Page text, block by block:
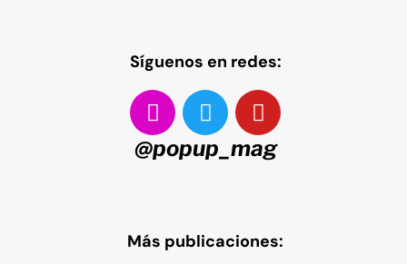
Síguenos en redes:
@popup_mag
Más publicaciones: